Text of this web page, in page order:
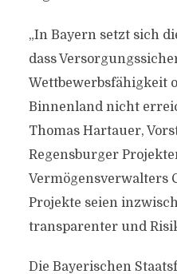
„In Bayern setzt sich
dass
Wettbewerbsfähigkeit
Binnenland nicht
Thomas Hartauer,
Regensburger
Vermögensverwalters
Projekte seien
transparenter und
Die Bayerischen